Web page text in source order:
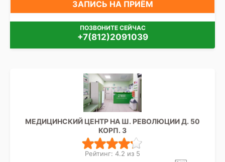
ЗАПИСЬ НА ПРИЁМ
ПОЗВОНИТЕ СЕЙЧАС
+7(812)2091039
МЕДИЦИНСКИЙ ЦЕНТР НА Ш. РЕВОЛЮЦИИ Д. 50
КОРП. 3
Рейтинг: 4.2 из 5